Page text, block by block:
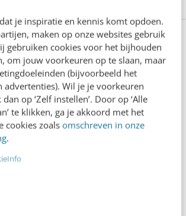
je inspiratie en kennis komt opdoen.
maken op onze websites gebruik
gebruiken cookies voor het bijhouden
om jouw voorkeuren op te slaan, maar
(bijvoorbeeld het
advertenties). Wil je je voorkeuren
op ‘Zelf instellen’. Door op ‘Alle
te klikken, ga je akkoord met het
cookies zoals omschreven in onze
.
ook
Ads is niet te duur, je biedt gewoon